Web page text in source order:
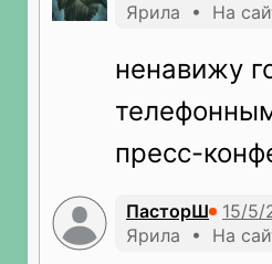
Ярила • На
ненавижу
пресс-
ПасторШ
Ярила • На